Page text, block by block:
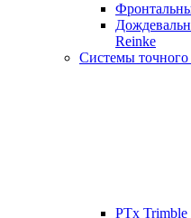
Reinke
Системы точного
PTx Trimble